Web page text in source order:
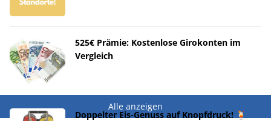
525€ Prämie: Kostenlose Girokonten im
Vergleich
Alle anzeigen
Doppelter Eis-Genuss auf Knopfdruck! 🍹